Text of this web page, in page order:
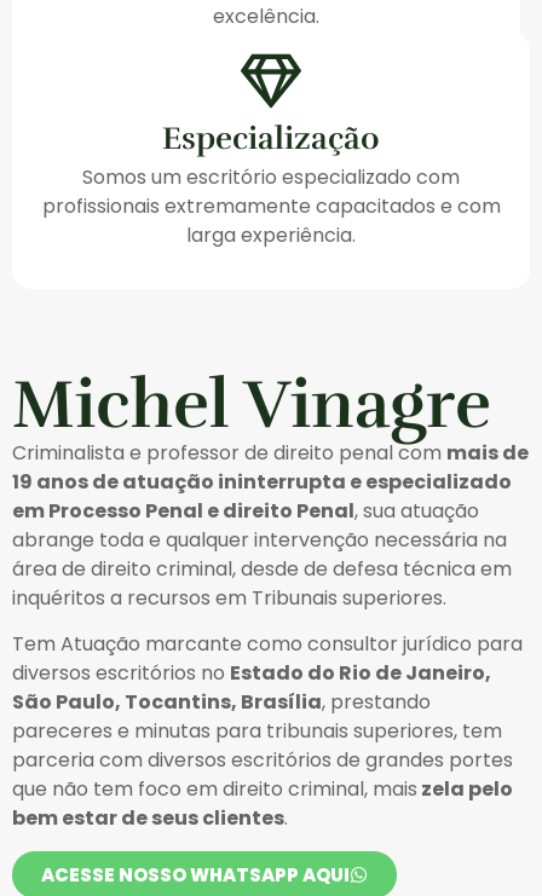
excelência.
Especialização
Somos um escritório especializado com
profissionais extremamente capacitados e com
larga experiência.
Michel Vinagre
Criminalista e professor de direito penal com mais de
19 anos de atuação ininterrupta e especializado
em Processo Penal e direito Penal, sua atuação
abrange toda e qualquer intervenção necessária na
área de direito criminal, desde de defesa técnica em
inquéritos a recursos em Tribunais superiores.
Tem Atuação marcante como consultor jurídico para
diversos escritórios no Estado do Rio de Janeiro,
São Paulo, Tocantins, Brasília, prestando
pareceres e minutas para tribunais superiores, tem
parceria com diversos escritórios de grandes portes
que não tem foco em direito criminal, mais zela pelo
bem estar de seus clientes.
ACESSE NOSSO WHATSAPP AQUI